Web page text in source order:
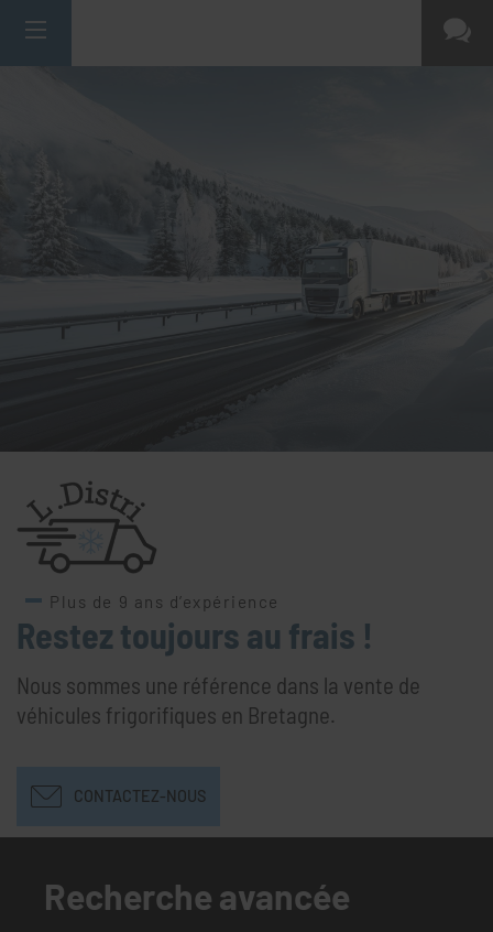
Plus de 9 ans d’expérience
Restez toujours au frais !
Nous sommes une référence dans la vente de
véhicules frigorifiques en Bretagne.
CONTACTEZ-NOUS
Recherche avancée